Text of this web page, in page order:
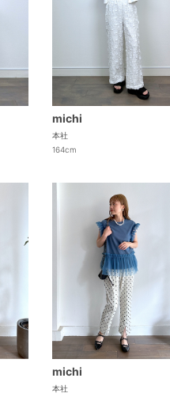
michi
本社
164cm
michi
本社